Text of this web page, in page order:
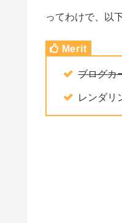
ってわけで、以
ブログカ
レンダリ